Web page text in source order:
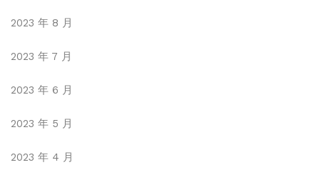
2023 年 8 月
2023 年 7 月
2023 年 6 月
2023 年 5 月
2023 年 4 月